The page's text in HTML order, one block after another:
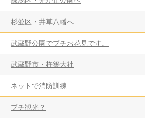
杉並区・井草八幡へ
武蔵野公園でプチお花見です。
武蔵野市・杵築大社
ネットで消防訓練
プチ観光？